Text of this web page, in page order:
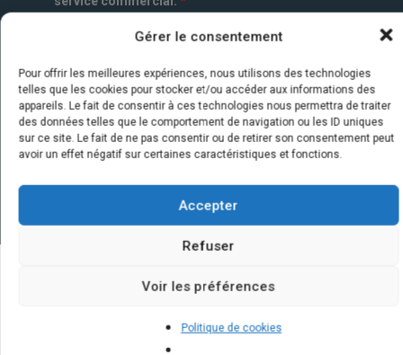
Gérer le consentement
Pour offrir les meilleures expériences, nous utilisons des technologies
telles que les cookies pour stocker et/ou accéder aux informations des
appareils. Le fait de consentir à ces technologies nous permettra de traiter
des données telles que le comportement de navigation ou les ID uniques
sur ce site. Le fait de ne pas consentir ou de retirer son consentement peut
avoir un effet négatif sur certaines caractéristiques et fonctions.
Accepter
Refuser
Voir les préférences
Politique de cookies
Quelques infos sur nos centrales
solaires : questions et réponses